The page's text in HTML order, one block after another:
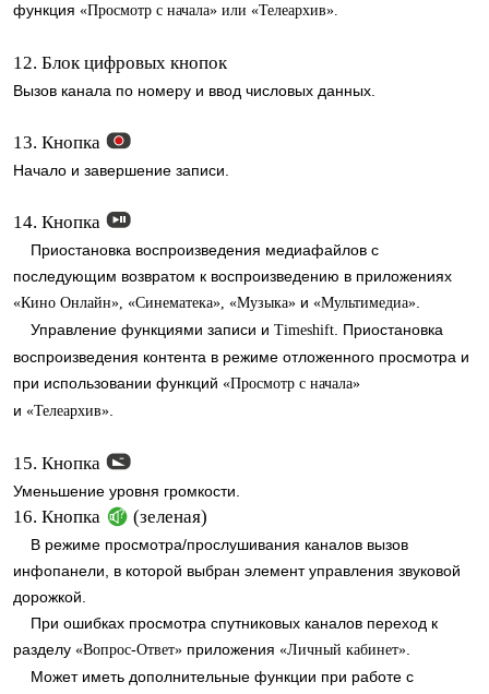
функция «Просмотр с начала» или «Телеархив».
12. Блок цифровых кнопок
Вызов канала по номеру и ввод числовых данных.
13. Кнопка
Начало и завершение записи.
14. Кнопка
Приостановка воспроизведения медиафайлов с
последующим возвратом к воспроизведению в приложениях
«Кино Онлайн», «Синематека», «Музыка» и «Мультимедиа»
Управление функциями записи и Timeshift . Приостановка
воспроизведения контента в режиме отложенного просмотра и
при использовании функций «Просмотр с начала»
и «Телеархив»
15. Кнопка
Уменьшение уровня громкости.
16. Кнопка (зеленая)
В режиме просмотра/прослушивания каналов вызов
инфопанели, в которой выбран элемент управления звуковой
дорожкой.
При ошибках просмотра спутниковых каналов переход к
разделу «Вопрос-Ответ» приложения «Личный кабинет»
Может иметь дополнительные функции при работе с